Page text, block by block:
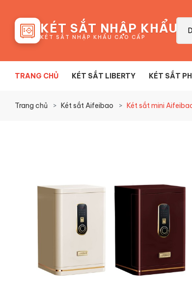
KÉT SẮT NHẬP KHẨU
KÉT SẮT NHẬP KHẨU CAO CẤP
TRANG CHỦ KÉT SẮT LIBERTY KÉT SẮT
Trang chủ Két sắt Aifeibao Két sắt mini